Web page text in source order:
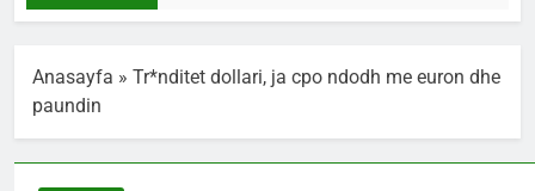
Anasayfa » Tr*nditet dollari, ja cpo ndodh me euron dhe
paundin